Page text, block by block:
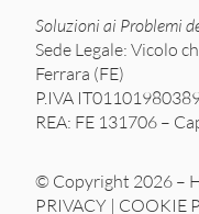
Soluzioni ai Problemi
Sede Legale: Vicolo
Ferrara (FE)
P.IVA
REA: FE 131706 –
© Copyright 2026 –
PRIVACY | COOKIE